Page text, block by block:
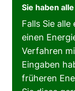
Sie haben
Falls Sie
einen
Verfahren
Eingaben
früheren